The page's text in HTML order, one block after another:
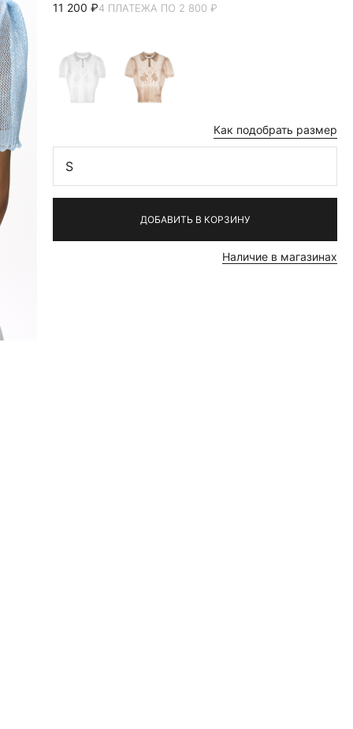
11 200 ₽4 ПЛАТЕЖА ПО 2 800 ₽
Как подобрать размер
S
ДОБАВИТЬ В КОРЗИНУ
Наличие в магазинах